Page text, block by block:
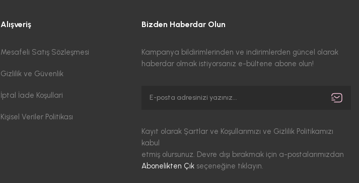
Alışveriş
Mesafeli Satış Sözleşmesi
Gizlilik ve Güvenlik
İptal İade Koşullari
Kişisel Veriler Politikası
Bizden Haberdar Olun
Kampanya bildirimlerinden ve indirimlerden güncel olarak
haberdar olmak istiyorsanız e-bültene abone olun!
Kayıt olarak Şartlar ve Koşullarımızı ve Gizlilik Politikamızı
kabul
etmiş olursunuz. Devre dışı bırakmak için a-postalarımızdan
Abonelikten Çık seçeneğine tıklayın.